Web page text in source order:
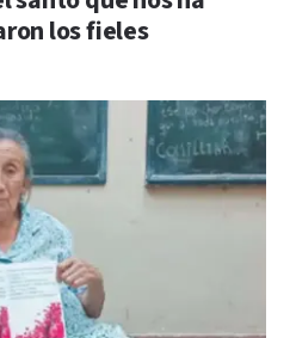
los fieles